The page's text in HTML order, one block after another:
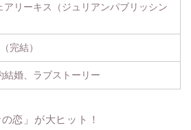
アリーキス（ジュリアンパブリッシン
完結）
結婚、ラブストーリー
恋」が大ヒット！